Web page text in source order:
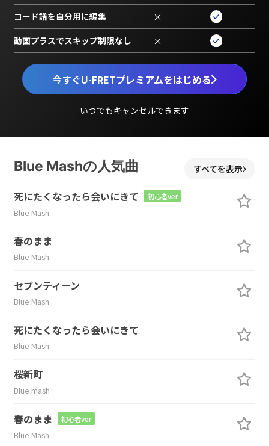
今すぐU-FRETプレミアムをはじめる
いつでもキャンセルできます
コード譜を自分用に編集 ×
動画プラスでスキップ制限なし ×
Blue Mashの人気曲 すべてを表示
死にたくなったら会いにきて 初心者ver
Blue Mash
春のまま
Blue Mash
セブンティーン
Blue Mash
死にたくなったら会いにきて
Blue Mash
桜新町
Blue mash
春のまま 初心者ver
Blue Mash